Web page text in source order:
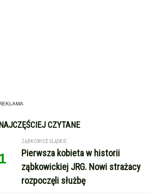
CZYTANE
ZĄBKOWICE ŚLĄSKIE
Pierwsza kobieta w historii
ząbkowickiej JRG. Nowi strażacy
rozpoczęli służbę